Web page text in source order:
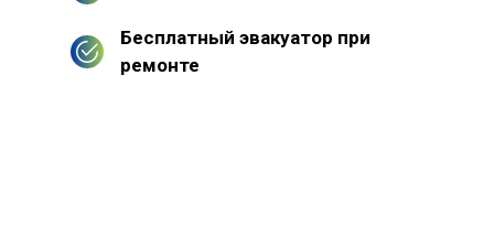
Бесплатный эвакуатор при
ремонте